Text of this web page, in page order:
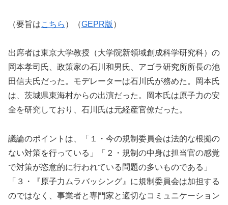
（要旨はこちら ）（GEPR版 ）
出席者は東京大学教授（大学院新領域創成科学研究科）の
岡本孝司氏、政策家の石川和男氏、アゴラ研究所所長の池
田信夫氏だった。モデレーターは石川氏が務めた。岡本氏
は、茨城県東海村からの出演だった。岡本氏は原子力の安
全を研究しており、石川氏は元経産官僚だった。
議論のポイントは、「１・今の規制委員会は法的な根拠の
ない対策を行っている」「２・規制の中身は担当官の感覚
で対策が恣意的に行われている問題の多いものである」
「３・『原子力ムラバッシング』に規制委員会は加担する
のではなく、事業者と専門家と適切なコミュニケーション